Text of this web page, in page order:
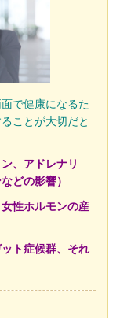
で健康になるた
ことが大切だと
、アドレナリ
どの影響）
性ホルモンの産
ト症候群、それ